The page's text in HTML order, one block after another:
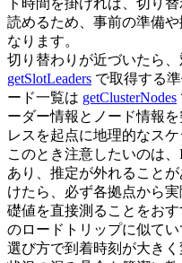
ト時間を掛ければ、切り
読めるため、事前の準備
なります。
切り替わりが近づいたら
getSlotLeaders で取得する
ード一覧は getClusterNodes
ーダー情報とノード情報
レスを起点に地理的なス
このとき注意したいのは
あり、推定が外れること
けたら、必ず各拠点から
礎値を直接測ることをお
のロードトリップに似て
選び方で到着時刻が大き